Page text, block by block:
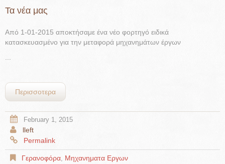
Τα νέα μας
Από 1-01-2015 αποκτήσαμε ένα νέο φορτηγό ειδικά
κατασκευασμένο για την μεταφορά μηχανημάτων έργων
Περισσοτερα
February 1, 2015
lleft
Permalink
Γερανοφόρα, Μηχανηματα Εργων